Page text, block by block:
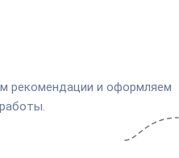
рекомендации и оформляем